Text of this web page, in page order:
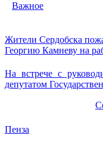
Важное
Жители Сердобска
Георгию Камневу на
На встрече с
депутатом
Пенза